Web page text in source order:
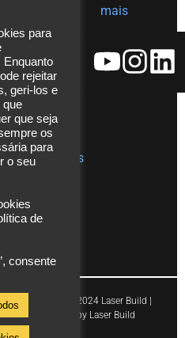
Ajudas
Catálogos
Vídeos
Assistência
Técnica
Publicações
mais
Copyright © 2024 Laser Build |
Powered by Laser Build
para
Enquanto
rejeitar
geri-los e
que
que seja
os
para
o seu
de
consente